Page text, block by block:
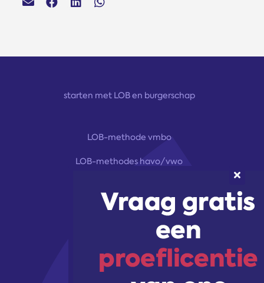
starten met LOB en burgerschap
LOB-methode vmbo
LOB-methodes havo/vwo
trainingen & workshops
Volg ons!